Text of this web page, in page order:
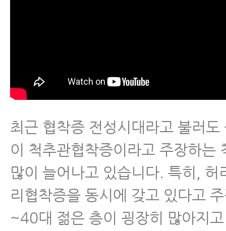
- 퇴행성척추관협착증을 일으키는
유
- 척추협착증 말기 중증 환자가 입
야 되는 4가지 이유
- 협착증에 스테로이드 시술 효과
유
최근 협착증 전성시대라고 불러도
이 척추관협착증이라고 주장하는
많이 늘어나고 있습니다. 특히, 허
리협착증을 동시에 갖고 있다고
~40대 젊은 층이 굉장히 많아지